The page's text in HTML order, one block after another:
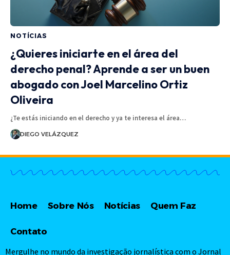
NOTÍCIAS
¿Quieres iniciarte en el área del
derecho penal? Aprende a ser un buen
abogado con Joel Marcelino Ortiz
Oliveira
¿Te estás iniciando en el derecho y ya te interesa el área…
DIEGO VELÁZQUEZ
Home Sobre Nós Notícias Quem Faz
Contato
Mergulhe no mundo da investigação jornalística com o Jornal